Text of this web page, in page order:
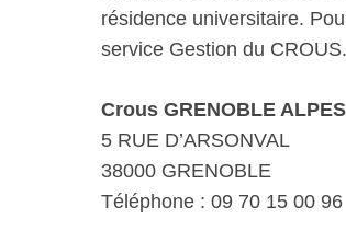
résidence universitaire.
service Gestion du
Crous GRENOBLE ALPES
5 RUE D’ARSONVAL
38000 GRENOBLE
Téléphone : 09 70 15 00 96